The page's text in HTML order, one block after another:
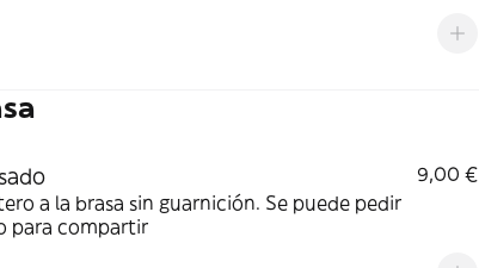
9,00 €
a la brasa sin guarnición. Se puede pedir
para compartir